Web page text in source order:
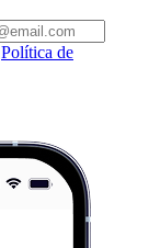
Política de